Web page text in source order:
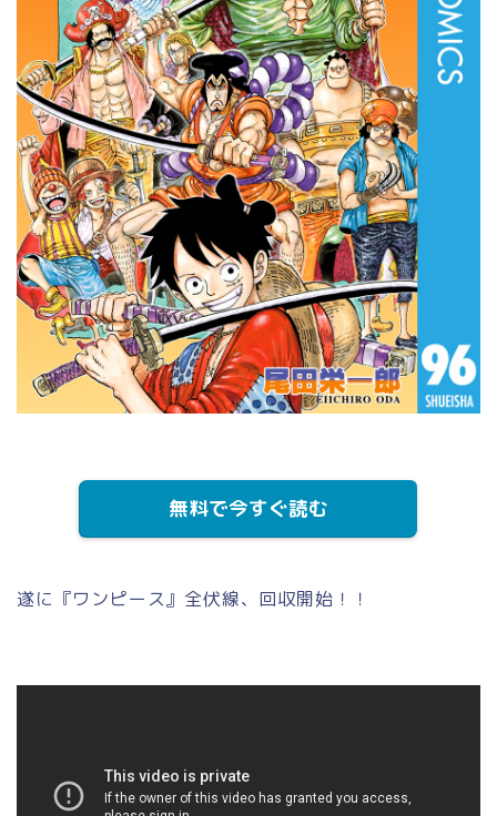
無料で今すぐ読む
遂に『ワンピース』全伏線、回収開始！！